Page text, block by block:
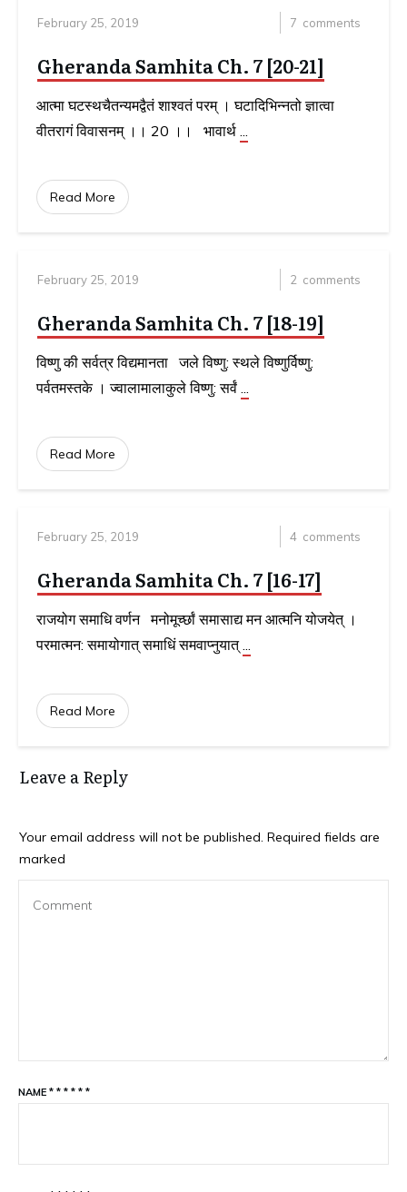
February 25, 2019 7 comments
Gheranda Samhita Ch. 7 [20-21]
आत्मा घटस्थचैतन्यमद्वैतं शाश्वतं परम् । घटादिभिन्नतो ज्ञात्वा
वीतरागं विवासनम् ।। 20 ।। भावार्थ ...
Read More
February 25, 2019 2 comments
Gheranda Samhita Ch. 7 [18-19]
विष्णु की सर्वत्र विद्यमानता जले विष्णु: स्थले विष्णुर्विष्णु:
पर्वतमस्तके । ज्वालामालाकुले विष्णु: सर्वं ...
Read More
February 25, 2019 4 comments
Gheranda Samhita Ch. 7 [16-17]
राजयोग समाधि वर्णन मनोमूर्च्छां समासाद्य मन आत्मनि योजयेत् ।
परमात्मन: समायोगात् समाधिं समवाप्नुयात्...
Read More
Leave a Reply
Your email address will not be published. Required fields are
marked
NAME * * * * * *